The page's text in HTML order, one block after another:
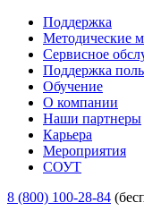
Поддержка
Методические
Сервисное
Поддержка
Обучение
О компании
Наши партнеры
Карьера
Мероприятия
СОУТ
8 (800) 100-28-84